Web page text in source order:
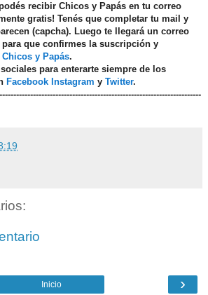
recibir Chicos y Papás en tu correo
gratis! Tenés que completar tu mail y
(capcha). Luego te llegará un correo
que confirmes la suscripción y
y Papás.
para enterarte siempre de los
Facebook Instagram y Twitter.
›
Inicio